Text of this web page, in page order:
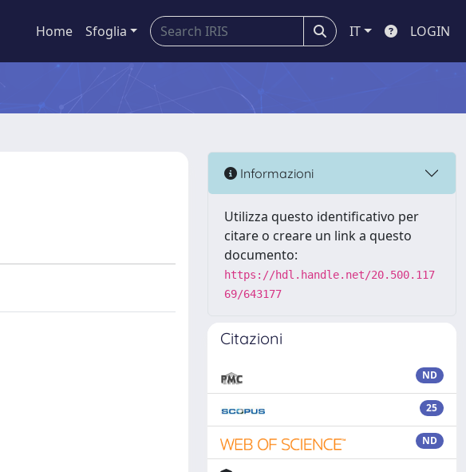
Home Sfoglia IT LOGIN
Informazioni
Utilizza questo identificativo per
citare o creare un link a questo
documento:
https://hdl.handle.net/20.500.117
69/643177
Citazioni
ND
25
ND